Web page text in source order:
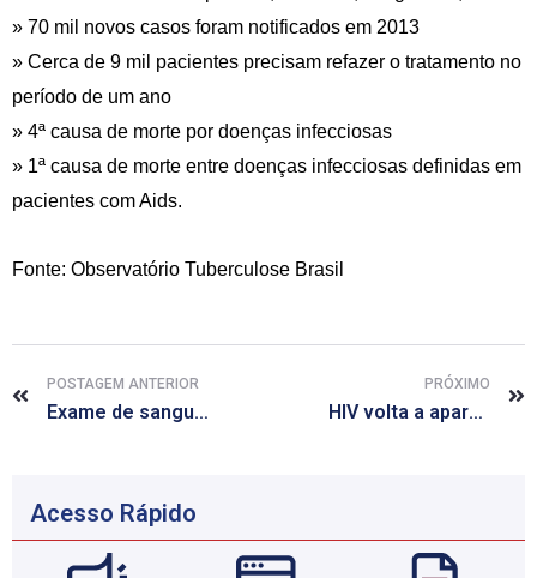
» 70 mil novos casos foram notificados em 2013
» Cerca de 9 mil pacientes precisam refazer o tratamento no
período de um ano
» 4ª causa de morte por doenças infecciosas
» 1ª causa de morte entre doenças infecciosas definidas em
pacientes com Aids.
Fonte: Observatório Tuberculose Brasil
POSTAGEM ANTERIOR
Exame de sangue pode prever o aparecimento do mal de Alzheimer
PRÓXIMO
HIV volta a aparecer no sangue de criança considerada curada
Acesso Rápido